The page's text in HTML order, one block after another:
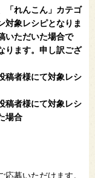
「れんこん」カテゴ
対象レシピとなりま
いただいた場合で
ります。申し訳ござ
稿者様にて対象レシ
稿者様にて対象レシ
場合
募いただけます。